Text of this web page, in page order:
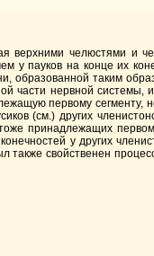
верхними челюстями и
пауков на конце их
образованной таким
части нервной
первому
(см.) других
принадлежащих
у других
также свойственен